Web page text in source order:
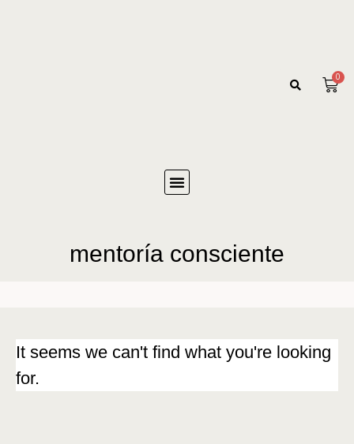
0
mentoría consciente
It seems we can't find what you're looking
for.